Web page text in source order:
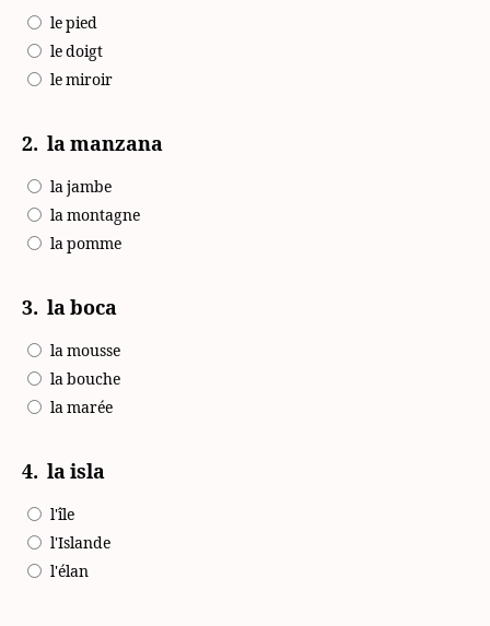
le pied
le doigt
le miroir
2. la manzana
la jambe
la montagne
la pomme
3. la boca
la mousse
la bouche
la marée
4. la isla
l'île
l'Islande
l'élan